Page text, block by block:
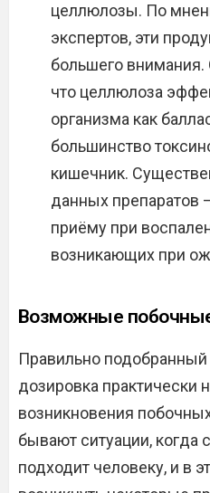
целлюлозы. По
экспертов, эти
большего внимания.
что целлюлоза
организма как
большинство
кишечник.
данных препаратов
приёму при
возникающих при
Возможные
Правильно подобранный
дозировка практически
возникновения
бывают ситуации, когда
подходит человеку, и в